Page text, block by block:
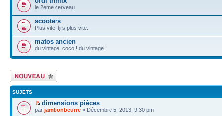
le 2ème cerveau
scooters
Plus vite, tjrs plus vite..
matos ancien
du vintage, coco ! du vintage !
Écrire un nouveau
sujet
SUJETS
dimensions pièces
par jambonbeurre » Décembre 5, 2013, 9:30 pm